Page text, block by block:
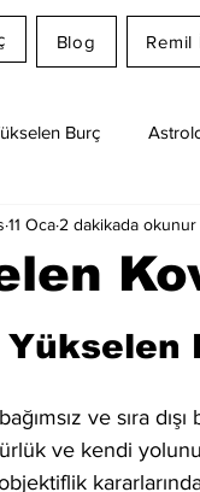
Blog Remil
Burç
Günlük Burç
11 Oca 2 dakikada okunur
yıldız
Yükselen
ve sıra
ve kendi